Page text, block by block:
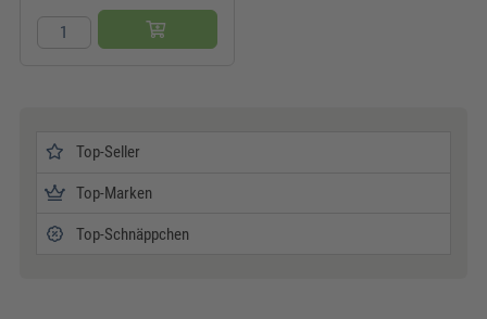
Top-Seller
Top-Marken
Top-Schnäppchen